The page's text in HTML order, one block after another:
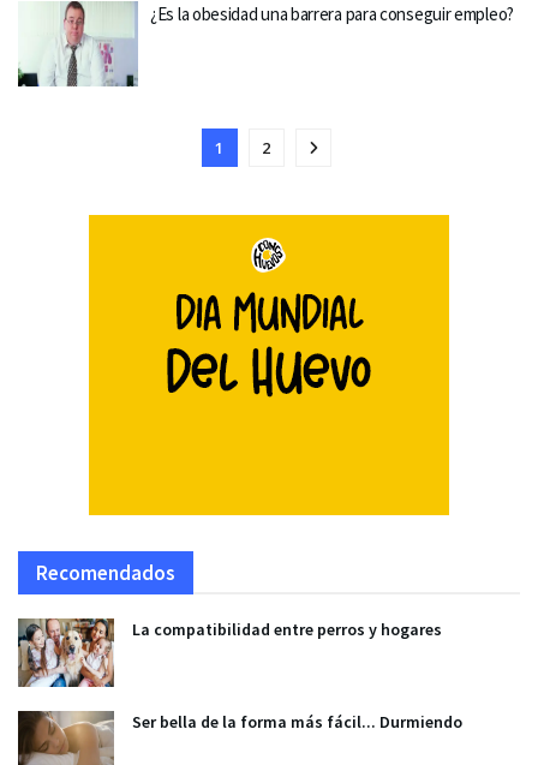
¿Es la obesidad una barrera para conseguir empleo?
1 2
Recomendados
La compatibilidad entre perros y hogares
Ser bella de la forma más fácil... Durmiendo